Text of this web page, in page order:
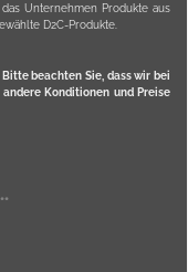
Unternehmen Produkte aus
D2C-Produkte.
Bitte beachten Sie, dass wir bei
Konditionen und Preise